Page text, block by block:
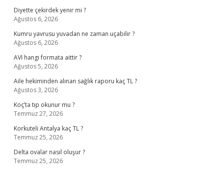
Diyette çekirdek yenir mi ?
Ağustos 6, 2026
Kumru yavrusu yuvadan ne zaman uçabilir ?
Ağustos 6, 2026
AVI hangi formata aittir ?
Ağustos 5, 2026
Aile hekiminden alınan sağlık raporu kaç TL ?
Ağustos 3, 2026
Koç’ta tıp okunur mu ?
Temmuz 27, 2026
Korkuteli Antalya kaç TL ?
Temmuz 25, 2026
Delta ovalar nasıl oluşur ?
Temmuz 25, 2026